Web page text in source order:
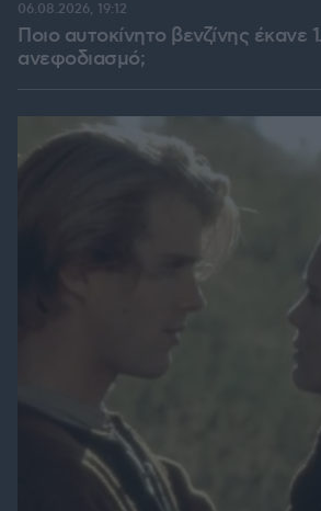
Ποιο αυτοκίνητο βενζίνης έκανε
ανεφοδιασμό;
06.08.2026, 19:12